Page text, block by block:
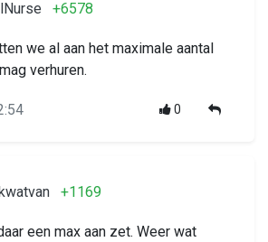
+6578
we al aan het maximale aantal
verhuren.
0
+1169
een max aan zet. Weer wat